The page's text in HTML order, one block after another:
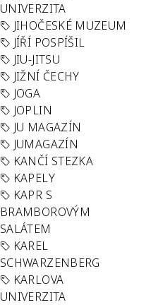
UNIVERZITA
JIHOČESKÉ MUZEUM
JÍŘÍ POSPÍŠIL
JIU-JITSU
JIŽNÍ ČECHY
JOGA
JOPLIN
JU MAGAZÍN
JUMAGAZÍN
KANČÍ STEZKA
KAPELY
KAPR S
BRAMBOROVÝM
SALÁTEM
KAREL
SCHWARZENBERG
KARLOVA
UNIVERZITA